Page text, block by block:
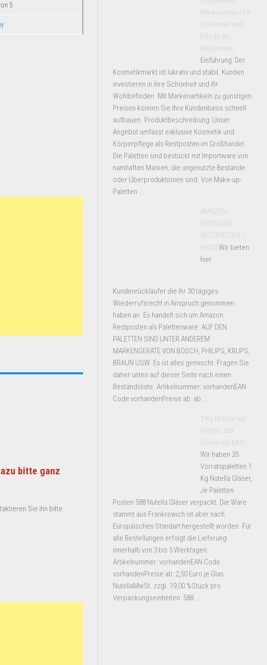
5
bitte ganz
Sie ihn bitte.
Markenartikel für
Schönheit und
Pflege als
Restposten
Einführung: Der
Kosmetikmarkt ist lukrativ und stabil. Kunden
investieren in ihre Schönheit und ihr
Wohlbefinden. Mit Markenartikeln zu günstigen
Preisen können Sie Ihre Kundenbasis schnell
aufbauen. Produktbeschreibung: Unser
Angebot umfasst exklusive Kosmetik und
Körperpflege als Restposten im Großhandel.
Die Paletten sind bestückt mit Importware von
namhaften Marken, die ungenutzte Bestände
oder Überproduktionen sind. Von Make-up-
Paletten ...
AMAZON
RETOUREN
RESTPOSTEN 1.
HAND Wir bieten
hier
Kundenrückläufer die Ihr 30 tägiges
Wiederrufsrecht in Anspruch genommen
haben an. Es handelt sich um Amazon
Restposten als Palettenware. AUF DEN
PALETTEN SIND UNTER ANDEREM
MARKENGERÄTE VON BOSCH, PHILIPS, KRUPS,
BRAUN USW. Es ist alles gemischt. Fragen Sie
daher unten auf dieser Seite nach einen
Bestandsliste. Artikelnummer: vorhandenEAN
Code vorhandenPreise ab: ab ...
1 Kg Nutella auf
Palette 588
Gläser mit MHD
Wir haben 35
Vorratspaletten 1
Kg Nutella Gläser,
Je Paletten
Posten 588 Nutella Gläser verpackt. Die Ware
stammt aus Frankrewich ist aber nach
Europäischen Standart hergestellt worden. Für
alle Bestellungen erfolgt die Lieferung
innerhalb von 3 bis 5 Werktagen.
Artikelnummer: vorhandenEAN Code
vorhandenPreise ab: 2,50 Euro je Glas
NutellaMwSt. zzgl. 19,00 %Stück pro
Verpackungseinheiten: 588 ...